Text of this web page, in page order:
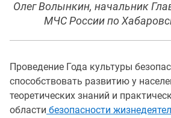
Олег Волынкин, начальник
МЧС России по
Проведение Года культуры
способствовать развитию у
теоретических знаний и
области безопасности